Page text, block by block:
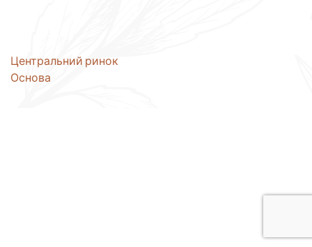
Навігація
записів
Центральний ринок
Основа